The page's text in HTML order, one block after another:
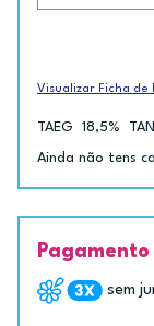
Visualizar Ficha de
TAEG 18,5% TAN
Ainda não tens
sem